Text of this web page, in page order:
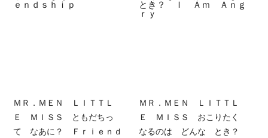
ＭＲ．ＭＥＮ ＬＩＴＴＬ
Ｅ ＭＩＳＳ ともだちっ
て なあに？ Ｆｒｉｅｎｄ
ＭＲ．ＭＥＮ ＬＩＴＴＬ
Ｅ ＭＩＳＳ おこりたく
なるのは どんな とき？